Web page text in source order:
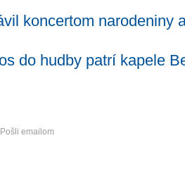
koncertom narodeniny
do hudby patrí kapele
Pošli emailom